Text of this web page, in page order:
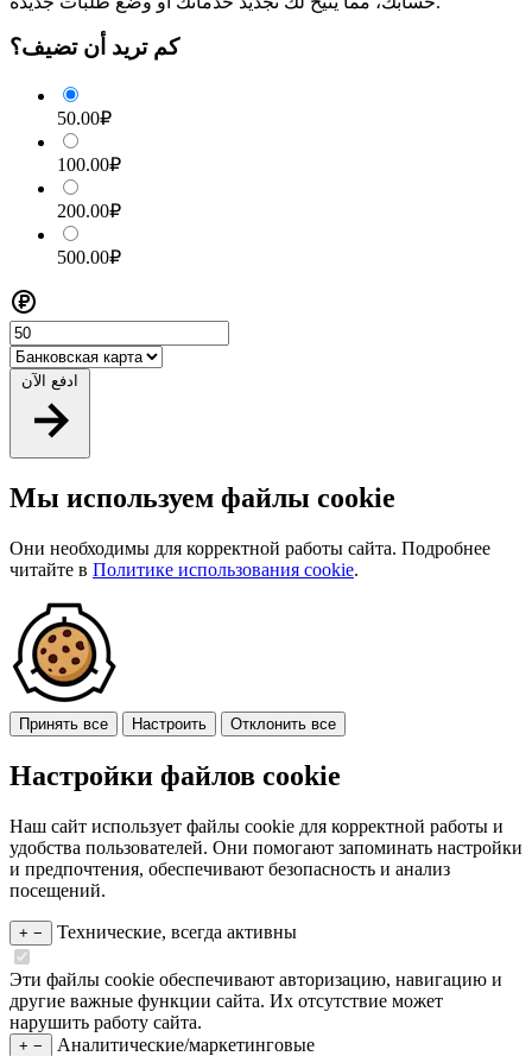
كم تريد أن تضيف؟
50.00₽
100.00₽
200.00₽
500.00₽
ادفع الآن
Мы используем файлы cookie
Они необходимы для корректной работы сайта. Подробнее
читайте в Политике использования cookie.
Принять все Настроить Отклонить все
Настройки файлов cookie
Наш сайт использует файлы cookie для корректной работы и
удобства пользователей. Они помогают запоминать настройки
и предпочтения, обеспечивают безопасность и анализ
посещений.
+ − Технические, всегда активны
Эти файлы cookie обеспечивают авторизацию, навигацию и
другие важные функции сайта. Их отсутствие может
нарушить работу сайта.
+ − Аналитические/маркетинговые